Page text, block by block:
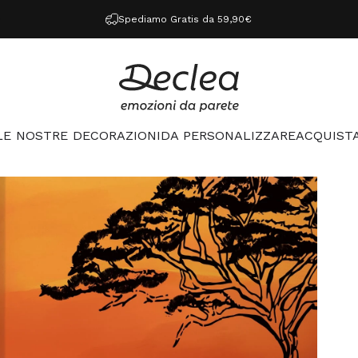
Spediamo Gratis da 59,90€
Declea
NOSTRE DECORAZIONIDA PERSONALIZZARE